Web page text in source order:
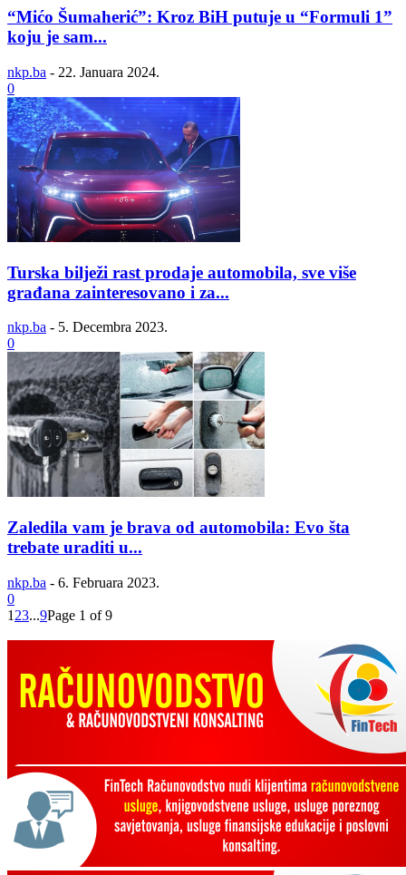
“Mićo Šumaherić”: Kroz BiH putuje u “Formuli 1”
koju je sam...
nkp.ba - 22. Januara 2024.
0
Turska bilježi rast prodaje automobila, sve više
građana zainteresovano i za...
nkp.ba - 5. Decembra 2023.
0
Zaledila vam je brava od automobila: Evo šta
trebate uraditi u...
nkp.ba - 6. Februara 2023.
0
1 23...9Page 1 of 9